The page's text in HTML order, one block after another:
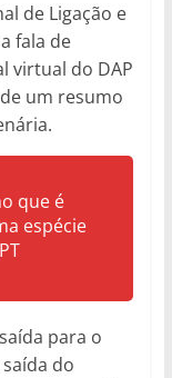
de Ligação e
fala de
virtual do DAP
um resumo
que é
espécie
para o
do